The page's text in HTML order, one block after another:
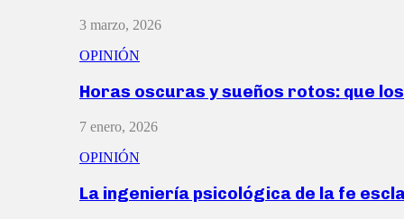
3 marzo, 2026
OPINIÓN
Horas oscuras y sueños rotos: que
7 enero, 2026
OPINIÓN
La ingeniería psicológica de la fe